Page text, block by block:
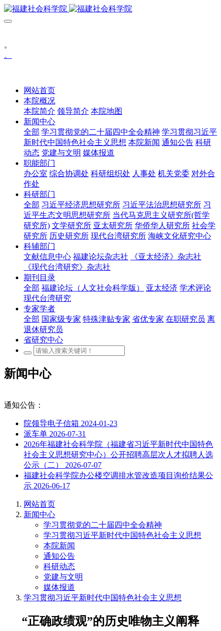
。
。
网站首页
本院概况
本院简介 领导简介 本院地图
新闻中心
全部 学习贯彻党的二十届四中全会精神 学习贯彻习近平
新时代中国特色社会主义思想 本院新闻 通知公告 科研
动态 党建与文明 媒体报道
职能部门
办公室 综合协调处 科研组织处 人事处 机关党委 对外合
作处
科研部门
全部 习近平经济思想研究所 习近平法治思想研究所 习
近平生态文明思想研究所 当代马克思主义研究所(哲学
研究所) 文学研究所 亚太研究所 华侨华人研究所 社会学
研究所 历史研究所 现代台湾研究所 海峡文化研究中心
科辅部门
文献信息中心 福建论坛杂志社
《亚太经济》杂志社
《现代台湾研究》杂志社
期刊目录
全部 福建论坛（人文社会科学版） 亚太经济 学术评论
现代台湾研究
专家学者
全部 国家级专家 特殊津贴专家 省优专家 在职研究员 离
退休研究员
省研究中心
新闻中心
通知公告：
院领导电子信箱 2024-01-23
派车单 2026-07-31
2026年福建社会科学院（福建省习近平新时代中国特色
社会主义思想研究中心）公开招聘高层次人才拟聘人选
公示（二） 2026-07-07
福建社会科学院办公楼空调排水管改造项目询价结果公
示 2026-06-17
网站首页
新闻中心
学习贯彻党的二十届四中全会精神
学习贯彻习近平新时代中国特色社会主义思想
本院新闻
通知公告
科研动态
党建与文明
媒体报道
学习贯彻习近平新时代中国特色社会主义思想
“正确政绩观”的历史唯物主义阐释